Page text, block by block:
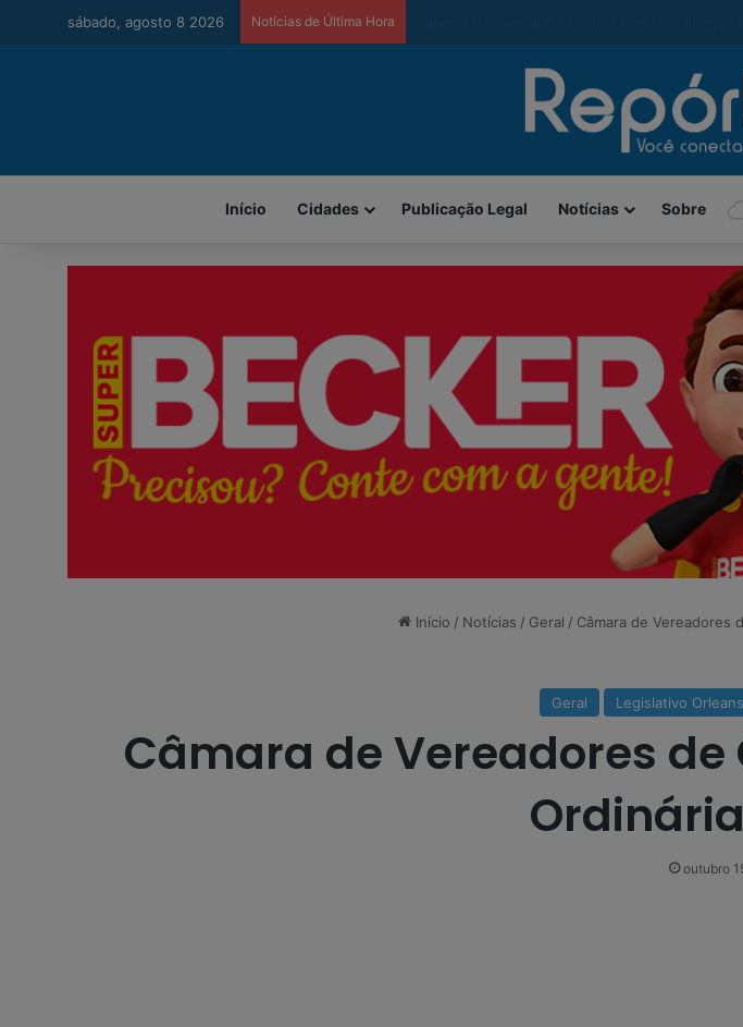
sábado, agosto 8 2026 Notícias de Última Hora
Início Cidades Publicação Legal Notícias Sobre
Início / Notícias / Geral / Câmara de Vereadores
Geral Legislativo Orleans
Câmara de Vereadores de
outubro